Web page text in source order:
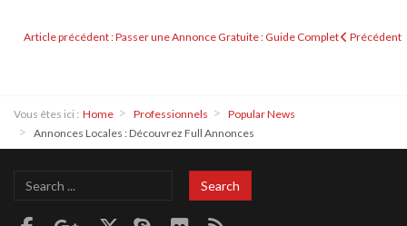
Article précédent : Passer une Annonce Gratuite : Guide Complet Précédent
Vous êtes ici : Home Professionnels
Popular News
Annonces Locales : Découvrez Full Annonces
Search
Search